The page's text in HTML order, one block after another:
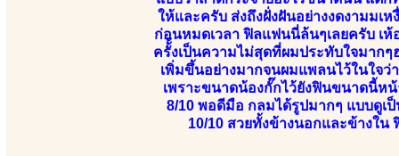
ให้และครับ ส่งถึงฝั่งฝันอย่างงดงามม
ก่อนหมดเวลา ฟิลแฟนนี่ล้นๆเลยครับ เ
ครั้้งเป็นความไม่สุดที่ผมประทับใจมากๆ
เพิ่มขึ้นอย่างมากจนผมแพลนไว้ในใจว่
เพราะขนาดน้องกั๊กไว้ยังฟินขนาดนี้ห
8/10 พอดีมือ กลมได้รูปมากๆ แบบดูเ
10/10 สวยทั้งข้างนอกและข้างใ